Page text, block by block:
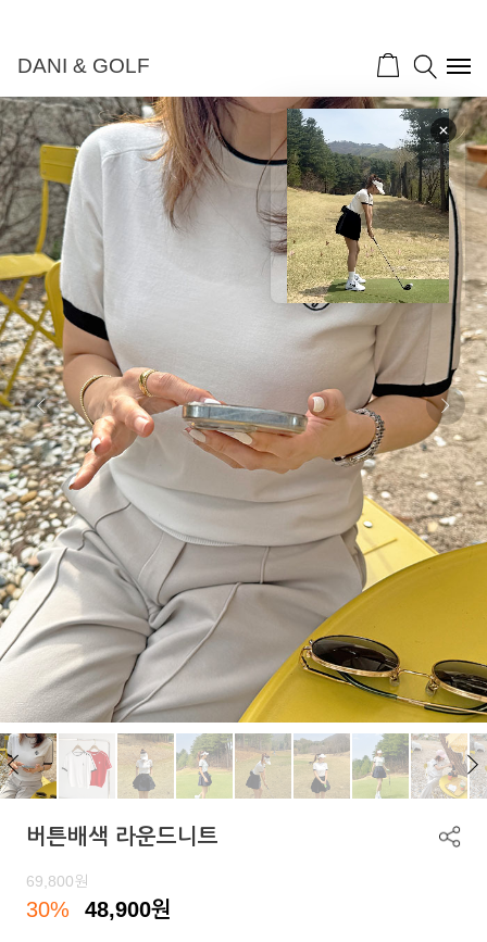
DANI & GOLF
버튼배색 라운드니트
69,800원
30% 48,900원